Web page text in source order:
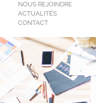
NOUS REJOINDRE
ACTUALITÉS
CONTACT